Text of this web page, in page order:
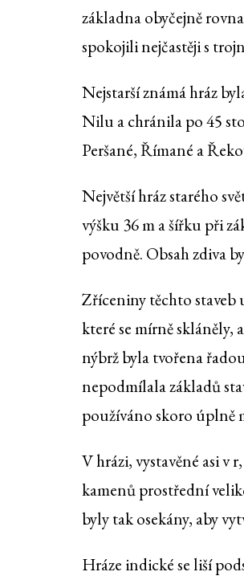
základna obyčejně
spokojili nejčastěji s
Nejstarší známá hráz
Nilu a chránila po 45
Peršané, Římané a
Největší hráz starého
výšku 36 m a šířku při
povodně. Obsah zdiva
Zříceniny těchto staveb
které se mírně skláněly,
nýbrž byla tvořena
nepodmílala základů
používáno skoro úplně
V hrázi, vystavěné asi v
kamenů prostřední
byly tak osekány, aby
Hráze indické se liší